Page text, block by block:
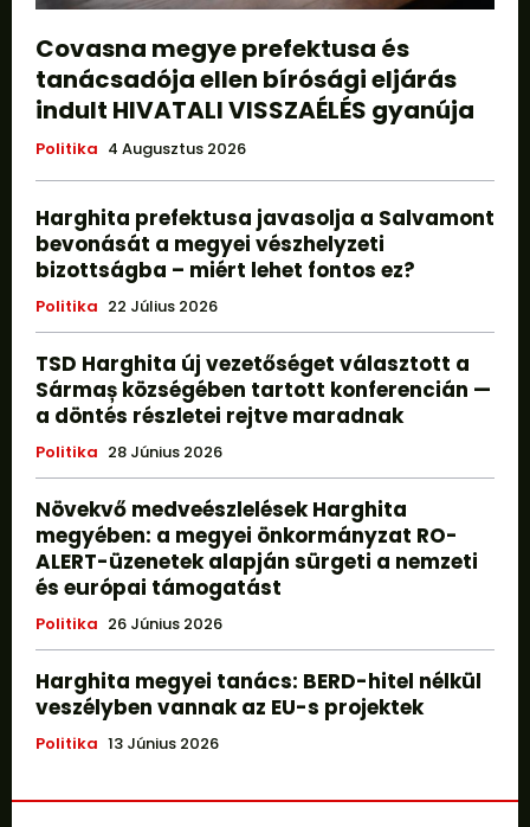
Covasna megye prefektusa és
tanácsadója ellen bírósági eljárás
indult HIVATALI VISSZAÉLÉS gyanúja
Politika 4 Augusztus 2026
Harghita prefektusa javasolja a Salvamont
bevonását a megyei vészhelyzeti
bizottságba – miért lehet fontos ez?
Politika 22 Július 2026
TSD Harghita új vezetőséget választott a
Sármaș községében tartott konferencián —
a döntés részletei rejtve maradnak
Politika 28 Június 2026
Növekvő medveészlelések Harghita
megyében: a megyei önkormányzat RO-
ALERT-üzenetek alapján sürgeti a nemzeti
és európai támogatást
Politika 26 Június 2026
Harghita megyei tanács: BERD-hitel nélkül
veszélyben vannak az EU-s projektek
Politika 13 Június 2026